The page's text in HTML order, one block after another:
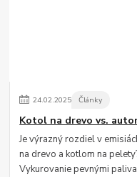
24.02.2025 Články
Kotol na drevo vs.
Je výrazný rozdiel v
na drevo a kotlom na
Vykurovanie pevnými